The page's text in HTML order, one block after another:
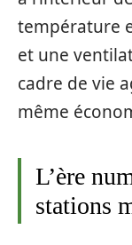
température
et une
cadre de vie
même
L’ère
stations